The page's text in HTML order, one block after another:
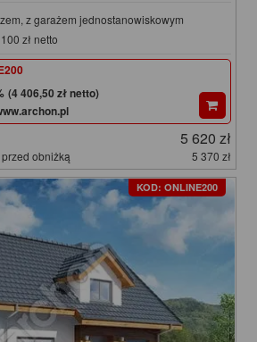
z garażem jednostanowiskowym
zł netto
(4 406,50 zł netto)
5 620 zł
obniżką 5 370 zł
KOD: ONLINE200